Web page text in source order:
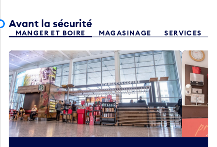
Avant la sécurité
MANGER ET BOIRE MAGASINAGE SERVICES